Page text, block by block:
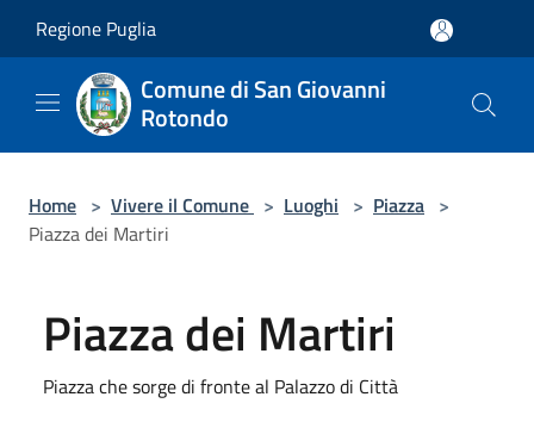
Regione Puglia
Comune di San Giovanni
Rotondo
Home > Vivere il Comune > Luoghi > Piazza >
Piazza dei Martiri
Piazza dei Martiri
Piazza che sorge di fronte al Palazzo di Città